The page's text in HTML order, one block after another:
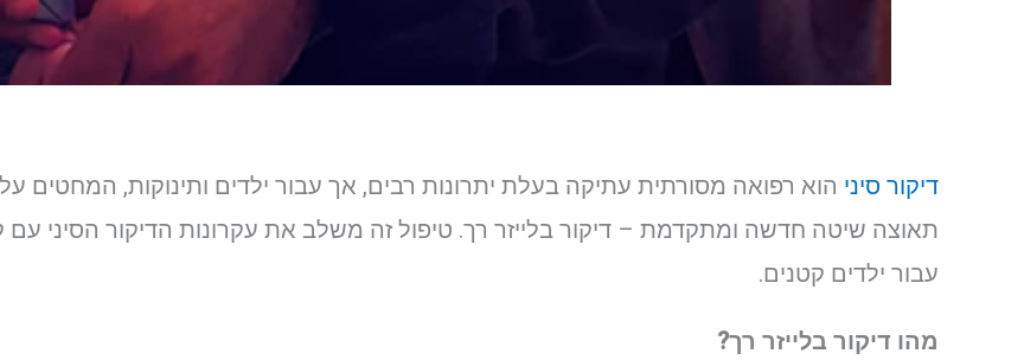
דיקור סיני הוא רפואה מסורתית עתיקה בעלת יתרונות רבים, אך עבור ילדים ותינוקות, המחטים
תאוצה שיטה חדשה ומתקדמת – דיקור בלייזר רך. טיפול זה משלב את עקרונות הדיקור הסיני עם
עבור ילדים קטנים.
מהו דיקור בלייזר רך?